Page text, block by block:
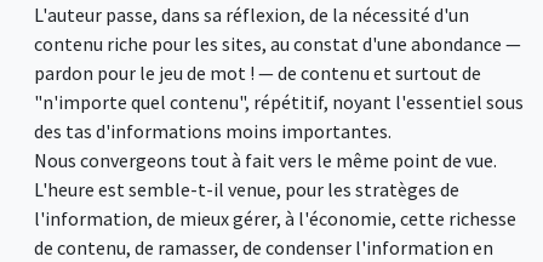
L'auteur passe, dans sa réflexion, de la nécessité d'un
contenu riche pour les sites, au constat d'une abondance —
pardon pour le jeu de mot ! — de contenu et surtout de
"n'importe quel contenu", répétitif, noyant l'essentiel sous
des tas d'informations moins importantes.
Nous convergeons tout à fait vers le même point de vue.
L'heure est semble-t-il venue, pour les stratèges de
l'information, de mieux gérer, à l'économie, cette richesse
de contenu, de ramasser, de condenser l'information en